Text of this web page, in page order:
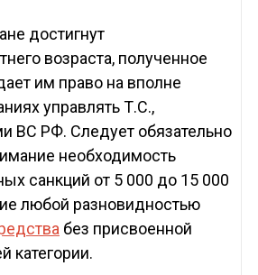
достигнут
возраста, полученное
им право на вполне
управлять Т.С.,
ВС РФ. Следует обязательно
необходимость
санкций от 5 000 до 15 000
любой разновидностью
без присвоенной
категории.